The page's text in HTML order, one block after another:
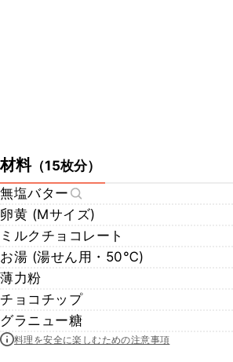
材料（15枚分）
無塩バター
卵黄 (Mサイズ)
ミルクチョコレート
お湯 (湯せん用・50℃)
薄力粉
チョコチップ
グラニュー糖
料理を安全に楽しむための注意事項